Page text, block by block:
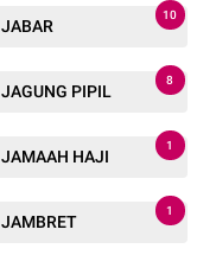
JABAR
10
JAGUNG PIPIL
8
JAMAAH HAJI
1
JAMBRET
1